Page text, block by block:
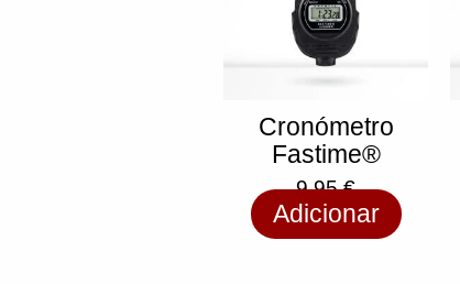
Cronómetro
Fastime®️
9,95€
Adicionar